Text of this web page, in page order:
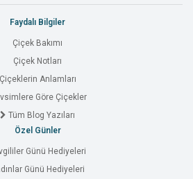
Faydalı Bilgiler
Çiçek Bakımı
Çiçek Notları
Çiçeklerin Anlamları
Göre Çiçekler
Tüm Blog Yazıları
Özel Günler
Günü Hediyeleri
Günü Hediyeleri